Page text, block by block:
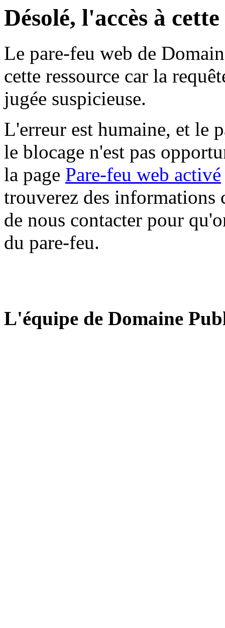
Désolé, l'accès à
Le pare-feu web de
cette ressource car la
jugée suspicieuse.
L'erreur est humaine, et le
le blocage n'est pas
la page Pare-feu web activé
trouverez des informations
de nous contacter pour
du pare-feu.
L'équipe de Domaine